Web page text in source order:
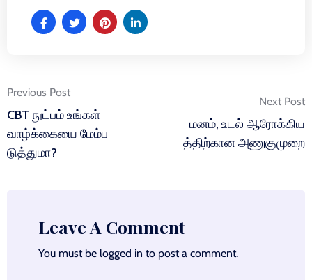
Post
navigation
Previous Post
CBT நுட்பம் உங்கள்
வாழ்க்கையை மேம்ப
டுத்துமா?
Next Post
மனம், உடல் ஆரோக்கிய
த்திற்கான அணுகுமுறை
Leave A Comment
You must be logged in to post a comment.